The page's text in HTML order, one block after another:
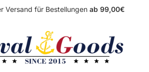
Versand für Bestellungen ab 99,00€